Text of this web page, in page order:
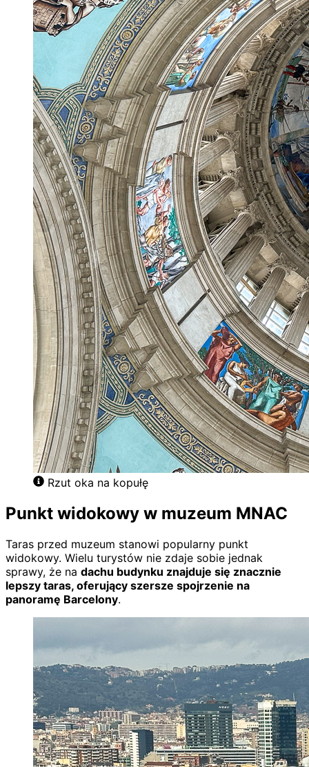
Rzut oka na kopułę
Punkt widokowy w muzeum MNAC
Taras przed muzeum stanowi popularny punkt
widokowy. Wielu turystów nie zdaje sobie jednak
sprawy, że na dachu budynku znajduje się znacznie
lepszy taras, oferujący szersze spojrzenie na
panoramę Barcelony.